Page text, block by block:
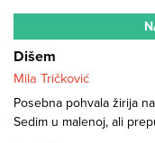
Dišem
Mila Tričković
Posebna pohvala žirija
Sedim u malenoj, ali